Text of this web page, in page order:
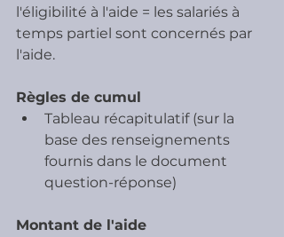
l'éligibilité à l'aide = les salariés à
temps partiel sont concernés par
l'aide.
Règles de cumul
Tableau récapitulatif (sur la
base des renseignements
fournis dans le document
question-réponse)
Montant de l'aide